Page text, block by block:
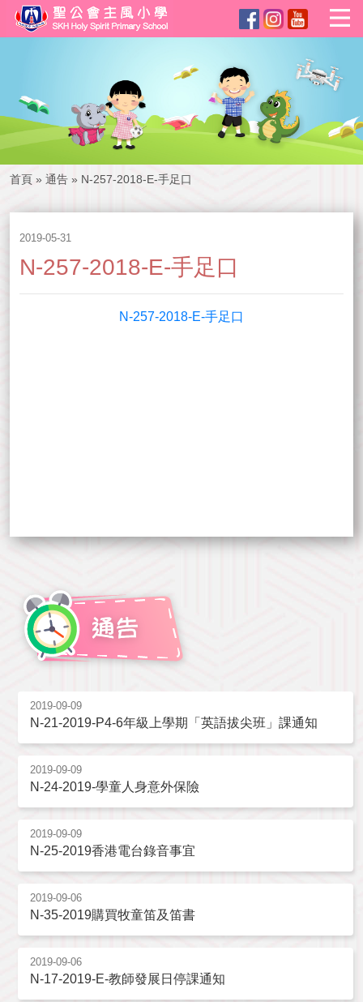
首頁 » 通告 » N-257-2018-E-手足口
2019-05-31
N-257-2018-E-手足口
N-257-2018-E-手足口
2019-09-09
N-21-2019-P4-6年級上學期「英語拔尖班」課通知
2019-09-09
N-24-2019-學童人身意外保險
2019-09-09
N-25-2019香港電台錄音事宜
2019-09-06
N-35-2019購買牧童笛及笛書
2019-09-06
N-17-2019-E-教師發展日停課通知